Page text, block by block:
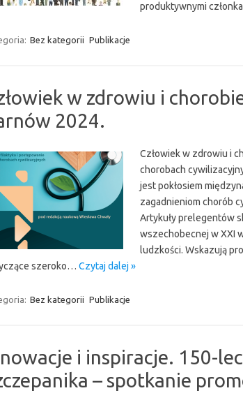
produktywnymi
Bez kategorii Publikacje
w zdrowiu i
2024.
Człowiek w zdrowiu i
chorobach
jest pokłosiem
zagadnieniom chorób
Artykuły prelegentów
wszechobecnej w XXI
ludzkości. Wskazują
szeroko… Czytaj dalej »
Bez kategorii Publikacje
i inspiracje. 150-
– spotkanie